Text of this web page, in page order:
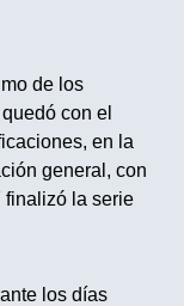
de los
con el
en la
general, con
finalizó la serie
los días